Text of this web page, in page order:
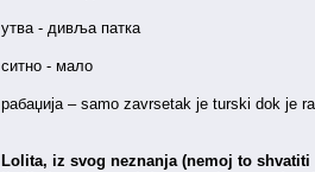
утва - дивља патка
ситно - мало
рабаџија – samo zavrsetak je turski dok je
Lolita, iz svog neznanja (nemoj to